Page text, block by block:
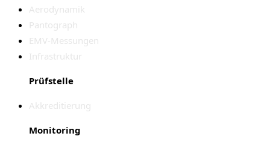
Aerodynamik
Pantograph
EMV-Messungen
Infrastruktur
Prüfstelle
Akkreditierung
Monitoring